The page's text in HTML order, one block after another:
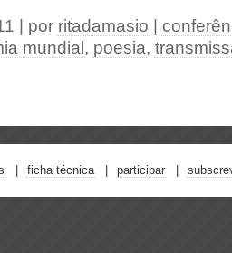
| por ritadamasio
mundial , poesia,
ficha técnica participar